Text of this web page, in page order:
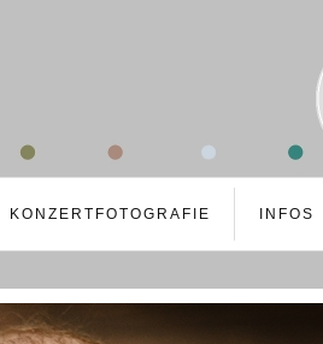
KONZERTFOTOGRAFIE INFOS